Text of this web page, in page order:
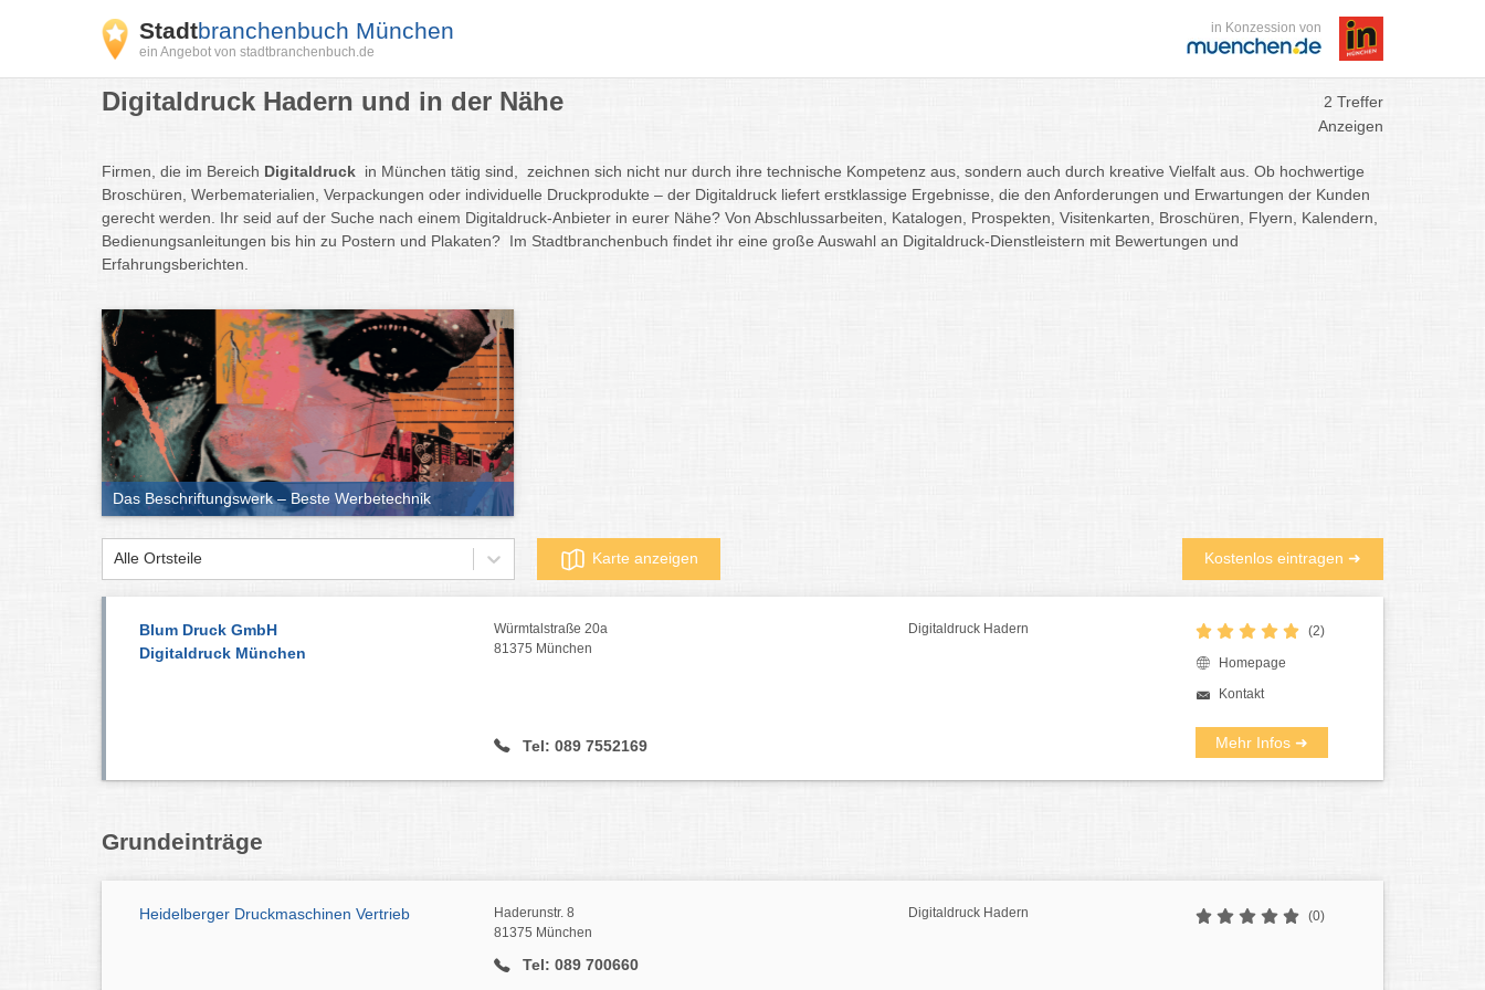
Stadtbranchenbuch München
ein Angebot von stadtbranchenbuch.de
in Konzession von
Digitaldruck Hadern und in der Nähe
2 Treffer
Anzeigen
Firmen, die im Bereich Digitaldruck in München tätig sind, zeichnen sich nicht nur durch ihre technische Kompetenz aus, sondern auch durch kreative Vielfalt aus. Ob hochwertige
Broschüren, Werbematerialien, Verpackungen oder individuelle Druckprodukte – der Digitaldruck liefert erstklassige Ergebnisse, die den Anforderungen und Erwartungen der Kunden
gerecht werden. Ihr seid auf der Suche nach einem Digitaldruck-Anbieter in eurer Nähe? Von Abschlussarbeiten, Katalogen, Prospekten, Visitenkarten, Broschüren, Flyern, Kalendern,
Bedienungsanleitungen bis hin zu Postern und Plakaten? Im Stadtbranchenbuch findet ihr eine große Auswahl an Digitaldruck-Dienstleistern mit Bewertungen und
Erfahrungsberichten.
Das Beschriftungswerk – Beste Werbetechnik
Alle Ortsteile Karte anzeigen Kostenlos eintragen ➜
Blum Druck GmbH
Digitaldruck München
Würmtalstraße 20a
81375 München
Tel: 089 7552169
Digitaldruck Hadern (2)
Homepage
Kontakt
Mehr Infos ➜
Grundeinträge
Heidelberger Druckmaschinen Vertrieb
Haderunstr. 8
81375 München
Tel: 089 700660
Digitaldruck Hadern (0)